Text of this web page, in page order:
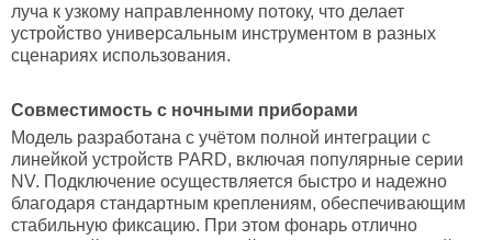
луча к узкому направленному потоку, что делает
устройство универсальным инструментом в разных
сценариях использования.
Совместимость с ночными приборами
Модель разработана с учётом полной интеграции с
линейкой устройств PARD, включая популярные серии
NV. Подключение осуществляется быстро и надежно
благодаря стандартным креплениям, обеспечивающим
стабильную фиксацию. При этом фонарь отлично